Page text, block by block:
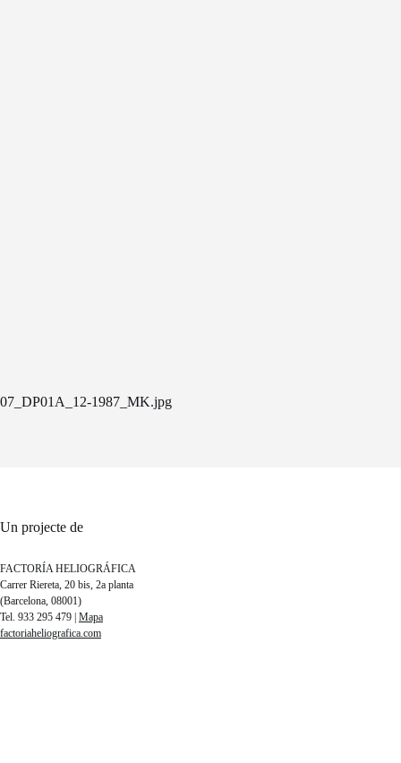
07_DP01A_12-1987_MK.jpg
Un projecte de
FACTORÍA HELIOGRÁFICA
Carrer Riereta, 20 bis, 2a planta
(Barcelona, 08001)
Tel. 933 295 479 | Mapa
factoriaheliografica.com